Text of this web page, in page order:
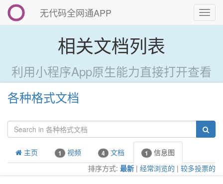
切
换
无代码全网通APP
相关文档列表
利用小程序App原生能力直接打开查看
各种格式文档
主页 1 视频 4 文档 1
信息图
排序方式: 最新 | 经常浏览的 | 较多投票的